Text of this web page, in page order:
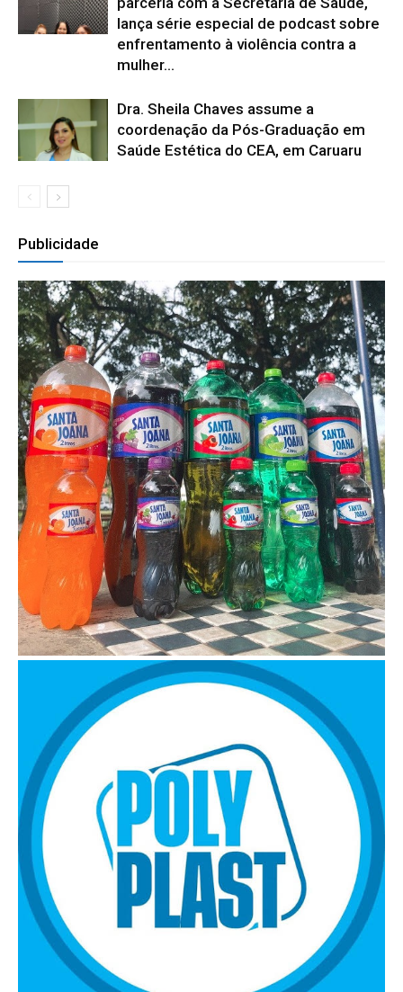
lança série especial de podcast sobre
enfrentamento à violência contra a
mulher...
Dra. Sheila Chaves assume a
coordenação da Pós-Graduação em
Saúde Estética do CEA, em Caruaru
Publicidade